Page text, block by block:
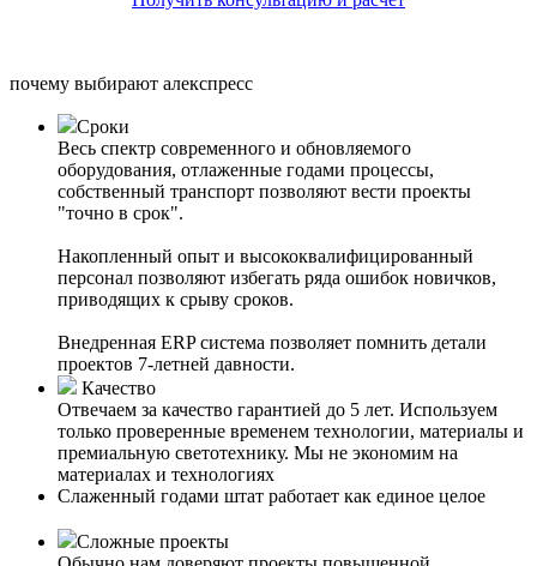
почему выбирают алекспресс
Сроки
Весь спектр современного и обновляемого
оборудования, отлаженные годами процессы,
собственный транспорт позволяют вести проекты
"точно в срок".
Накопленный опыт и высококвалифицированный
персонал позволяют избегать ряда ошибок новичков,
приводящих к срыву сроков.
Внедренная ERP система позволяет помнить детали
проектов 7-летней давности.
Качество
Отвечаем за качество гарантией до 5 лет. Используем
только проверенные временем технологии, материалы и
премиальную светотехнику. Мы не экономим на
материалах и технологиях
Слаженный годами штат работает как единое целое
Сложные проекты